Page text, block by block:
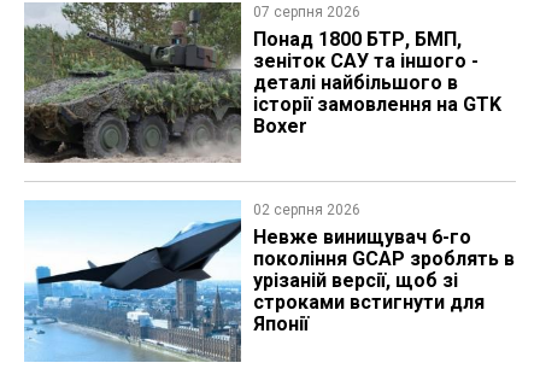
07 серпня 2026
Понад 1800 БТР, БМП,
зеніток САУ та іншого -
деталі найбільшого в
історії замовлення на GTK
Boxer
02 серпня 2026
Невже винищувач 6-го
покоління GCAP зроблять в
урізаній версії, щоб зі
строками встигнути для
Японії